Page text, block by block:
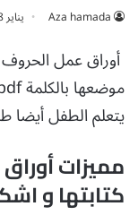
Aza hamada يناير 18, 2024
أوراق عمل الحروف
يتعلم الطفل أيضا
مميزات
كتابتها و